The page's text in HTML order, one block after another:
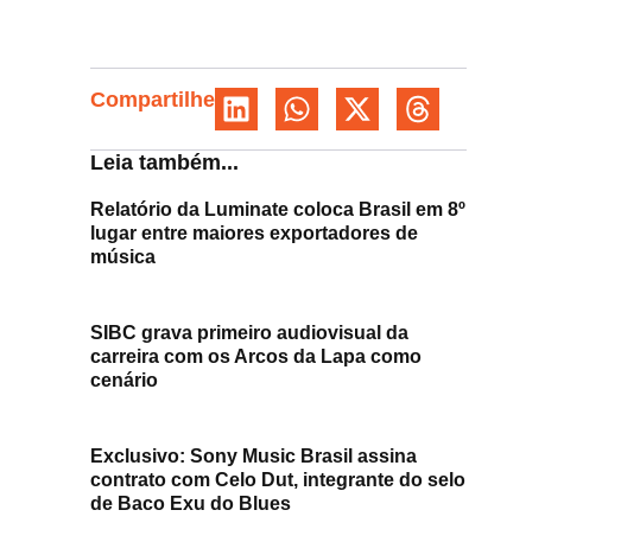
Compartilhe
Leia também...
Relatório da Luminate coloca Brasil em 8º
lugar entre maiores exportadores de
música
SIBC grava primeiro audiovisual da
carreira com os Arcos da Lapa como
cenário
Exclusivo: Sony Music Brasil assina
contrato com Celo Dut, integrante do selo
de Baco Exu do Blues